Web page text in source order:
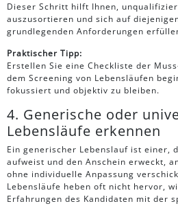
Dieser Schritt hilft Ihnen,
auszusortieren und sich auf
grundlegenden Anforderungen
Praktischer Tipp:
Erstellen Sie eine Checkliste der
dem Screening von Lebensläufen
fokussiert und objektiv zu bleiben.
4. Generische oder
Lebensläufe erkennen
Ein generischer Lebenslauf ist einer,
aufweist und den Anschein erweckt,
ohne individuelle Anpassung
Lebensläufe heben oft nicht hervor,
Erfahrungen des Kandidaten mit der